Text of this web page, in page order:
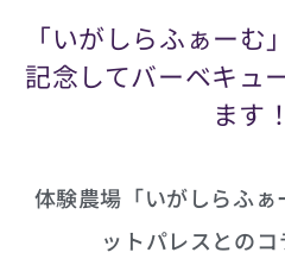
「いがしらふぁーむ
記念してバーベキュ
ます
体験農場「いがしらふ
ットパレスとのコ